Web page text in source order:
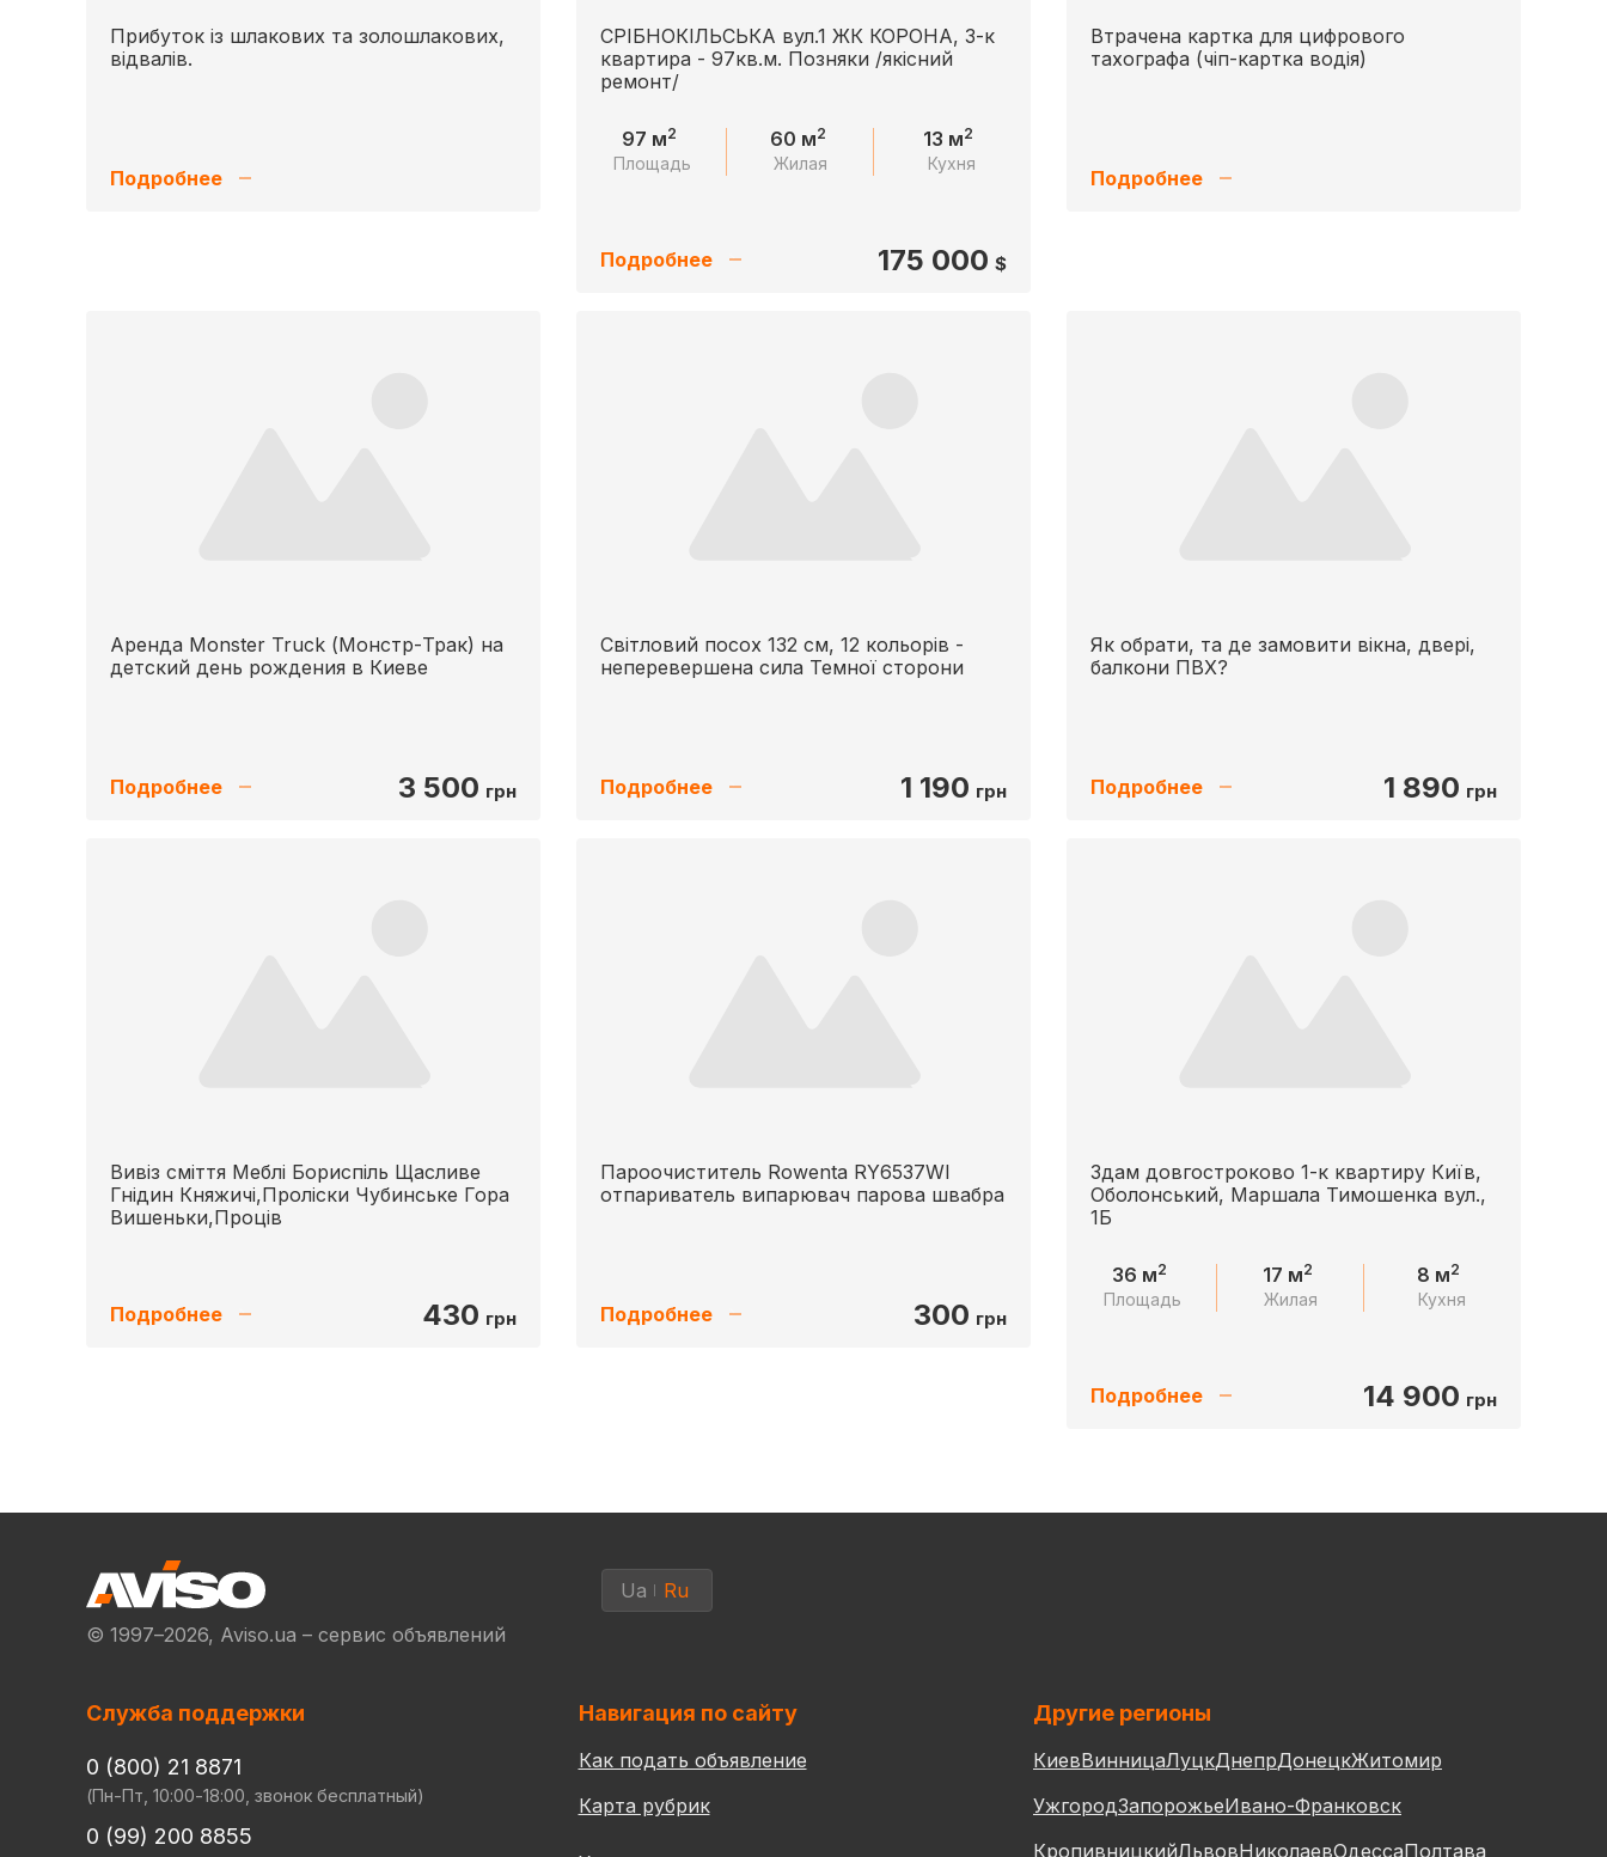
Прибуток із шлакових та золошлакових,
відвалів.
Подробнее
СРІБНОКІЛЬСЬКА вул.1 ЖК КОРОНА, 3-к
квартира - 97кв.м. Позняки /якісний
ремонт/
97 м2
Площадь
60 м2
Жилая
13 м2
Кухня
Подробнее 175 000 $
Втрачена картка для цифрового
тахографа (чіп-картка водія)
Подробнее
Аренда Monster Truck (Монстр-Трак) на
детский день рождения в Киеве
Подробнее 3 500 грн
Світловий посох 132 см, 12 кольорів -
неперевершена сила Темної сторони
Подробнее 1 190 грн
Як обрати, та де замовити вікна, двері,
балкони ПВХ?
Подробнее 1 890 грн
Вивіз сміття Меблі Бориспіль Щасливе
Гнідин Княжичі,Проліски Чубинське Гора
Вишеньки,Проців
Подробнее 430 грн
Пароочиститель Rowenta RY6537WI
отпариватель випарювач парова швабра
Подробнее 300 грн
Здам довгостроково 1-к квартиру Київ,
Оболонський, Маршала Тимошенка вул.,
1Б
36 м2
Площадь
17 м2
Жилая
8 м2
Кухня
Подробнее 14 900 грн
© 1997–2026, Aviso.ua – сервис объявлений
Ua Ru
Служба поддержки
0 (800) 21 8871
(Пн-Пт, 10:00-18:00, звонок бесплатный)
0 (99) 200 8855
Навигация по сайту
Как подать объявление
Карта рубрик
Другие регионы
КиевВинницаЛуцкДнепрДонецкЖитомир
УжгородЗапорожьеИвано-Франковск
КропивницкийЛьвовНиколаевОдессаПолтава